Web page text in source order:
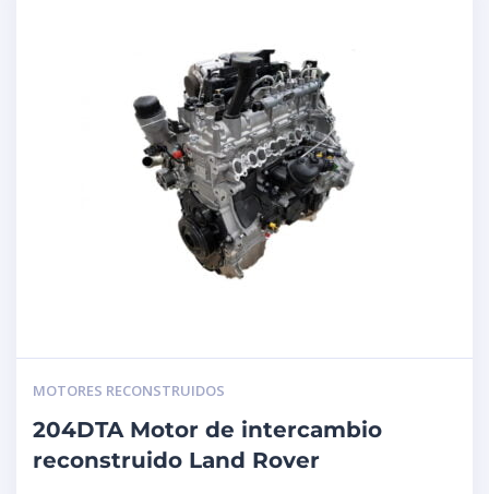
MOTORES RECONSTRUIDOS
204DTA Motor de intercambio
reconstruido Land Rover